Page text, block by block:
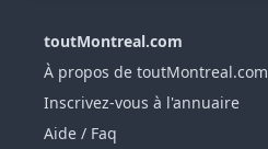
toutMontreal.com
À propos de toutMontreal.com
Inscrivez-vous à l'annuaire
Aide / Faq